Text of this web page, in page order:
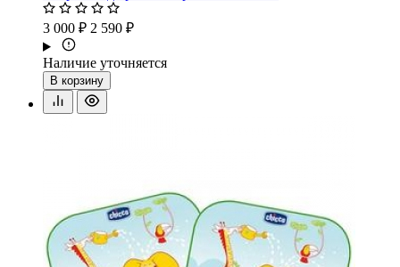
3 000 ₽ 2 590 ₽
Наличие уточняется
В корзину